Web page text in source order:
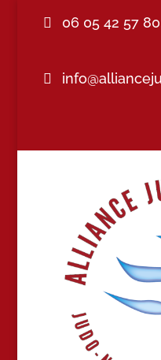
06 05 42 57 80